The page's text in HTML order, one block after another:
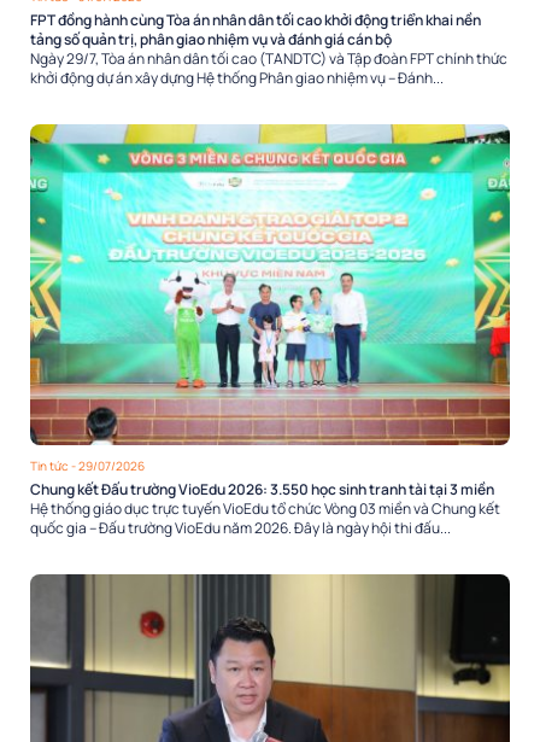
FPT đồng hành cùng Tòa án nhân dân tối cao khởi động triển khai nền
tảng số quản trị, phân giao nhiệm vụ và đánh giá cán bộ
Ngày 29/7, Tòa án nhân dân tối cao (TANDTC) và Tập đoàn FPT chính thức
khởi động dự án xây dựng Hệ thống Phân giao nhiệm vụ – Đánh...
Tin tức - 29/07/2026
Chung kết Đấu trường VioEdu 2026: 3.550 học sinh tranh tài tại 3 miền
Hệ thống giáo dục trực tuyến VioEdu tổ chức Vòng 03 miền và Chung kết
quốc gia – Đấu trường VioEdu năm 2026. Đây là ngày hội thi đấu...